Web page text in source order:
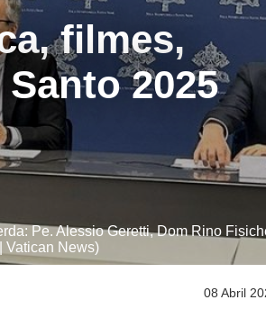
filmes,
2025
Pe. Alessio Geretti, Dom Rino
Vatican News)
08 Abril